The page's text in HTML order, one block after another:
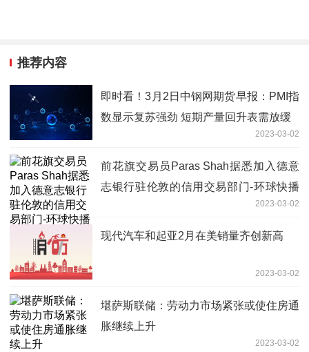
推荐内容
即时看！3月2日中钢网期货早报：PMI指
数显示复苏强劲 短期产量回升表需放缓
2023-03-02
前花旗交易员Paras Shah据悉加入德意
志银行驻伦敦的信用交易部门-环球快播
2023-03-02
现代汽车和起亚2月在美销量齐创新高
2023-03-02
堪萨斯联储：劳动力市场紧张或使住房通
胀继续上升
2023-03-02